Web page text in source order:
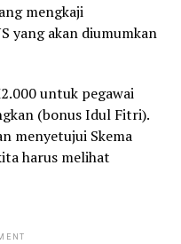
mengkaji
yang akan diumumkan
untuk pegawai
(bonus Idul Fitri).
menyetujui Skema
harus melihat